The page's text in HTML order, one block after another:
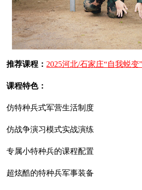
推荐课程： 2025河北/石家庄“自我蜕变
课程特色：
仿特种兵式军营生活制度
仿战争演习模式实战演练
专属小特种兵的课程配置
超炫酷的特种兵军事装备